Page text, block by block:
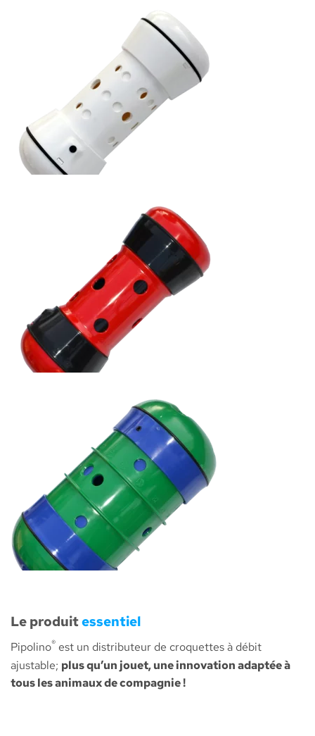
Le produitessentiel
Pipolino® est un distributeur de croquettes à débit
ajustable; plus qu’un jouet, une innovation adaptée à
tous les animaux de compagnie !